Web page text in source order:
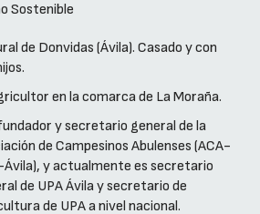
Sostenible
de Donvidas (Ávila). Casado y con
en la comarca de La Moraña.
y secretario general de la
de Campesinos Abulenses (ACA-
Ávila), y actualmente es secretario
de UPA Ávila y secretario de
de UPA a nivel nacional.